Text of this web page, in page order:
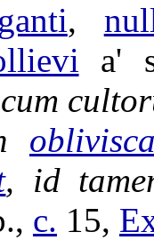
,
a'
, id
., c. 15,